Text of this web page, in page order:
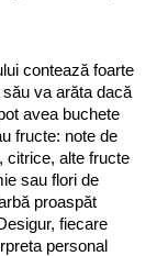
contează foarte
va arăta dacă
avea buchete
fructe: note de
citrice, alte fructe
sau flori de
proaspăt
fiecare
personal